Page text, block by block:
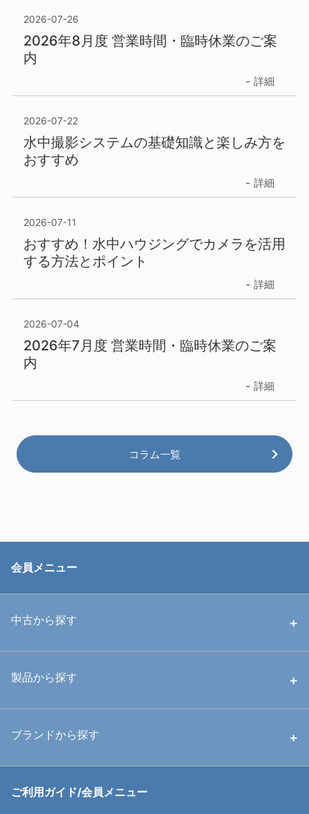
2026-07-26
2026年8月度 営業時間・臨時休業のご案
内
詳細
2026-07-22
水中撮影システムの基礎知識と楽しみ方を
おすすめ
詳細
2026-07-11
おすすめ！水中ハウジングでカメラを活用
する方法とポイント
詳細
2026-07-04
2026年7月度 営業時間・臨時休業のご案
内
詳細
コラム一覧
会員メニュー
中古から探す
中古ハウジング
中古アームシステム
製品から探す
ハウジング
ブランドから探す
RGBlue
ご利用ガイド/会員メニュー